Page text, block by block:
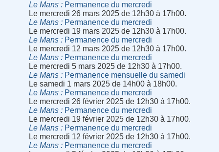
Le Mans
Permanence du mercredi
Le mercredi 26 mars 2025 de 12h30 à 17h00.
Le Mans
Permanence du mercredi
Le mercredi 19 mars 2025 de 12h30 à 17h00.
Le Mans
Permanence du mercredi
Le mercredi 12 mars 2025 de 12h30 à 17h00.
Le Mans
Permanence du mercredi
Le mercredi 5 mars 2025 de 12h30 à 17h00.
Le Mans
Permanence mensuelle du samedi
Le samedi 1 mars 2025 de 14h00 à 18h00.
Le Mans
Permanence du mercredi
Le mercredi 26 février 2025 de 12h30 à 17h00.
Le Mans
Permanence du mercredi
Le mercredi 19 février 2025 de 12h30 à 17h00.
Le Mans
Permanence du mercredi
Le mercredi 12 février 2025 de 12h30 à 17h00.
Le Mans
Permanence du mercredi